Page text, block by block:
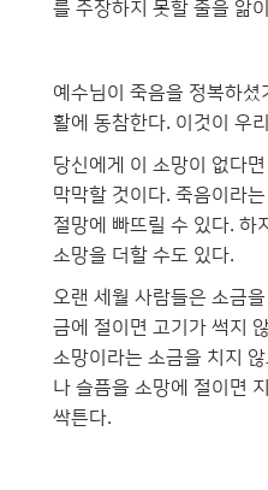
를 주장하지 못할 줄을 앎
예수님이 죽음을 정복하
활에 동참한다. 이것이 우
당신에게 이 소망이 없다
막막할 것이다. 죽음이라
절망에 빠뜨릴 수 있다. 하
소망을 더할 수도 있다.
오랜 세월 사람들은 소금
금에 절이면 고기가 썩지
소망이라는 소금을 치지
나 슬픔을 소망에 절이면
싹튼다.